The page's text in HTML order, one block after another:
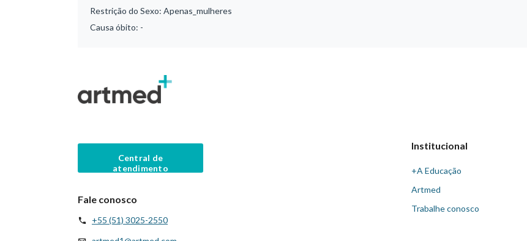
Restrição do Sexo: Apenas_mulheres
Causa óbito: -
Central de
atendimento
Fale conosco
+55 (51) 3025-2550
Institucional
+A Educação
Artmed
Trabalhe conosco